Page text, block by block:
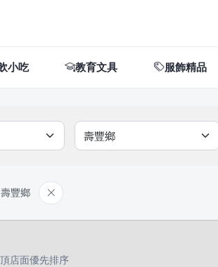
小吃 教育文具 服飾精品
壽豐鄉
店面優先排序